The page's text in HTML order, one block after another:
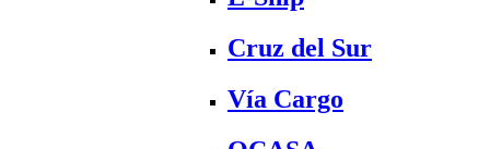
Cruz del Sur
Vía Cargo